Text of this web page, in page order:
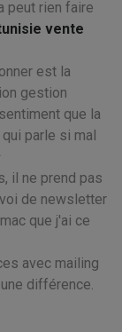
peut rien faire
vente
est la
gestion
que la
parle si mal
il ne prend pas
de newsletter
que j'ai ce
avec mailing
différence.